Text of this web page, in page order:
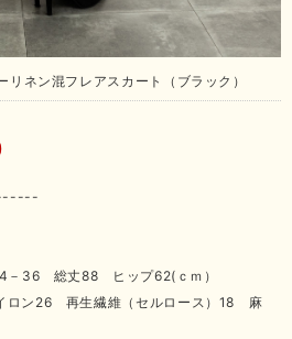
リネン混フレアスカート（ブラック）
－36 総丈88 ヒップ62(ｃｍ）
ン26 再生繊維（セルロース）18 麻